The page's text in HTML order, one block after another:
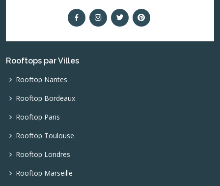
Rooftops par Villes
Rooftop Nantes
Rooftop Bordeaux
Rooftop Paris
Rooftop Toulouse
Rooftop Londres
Rooftop Marseille